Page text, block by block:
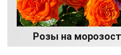
Розы на